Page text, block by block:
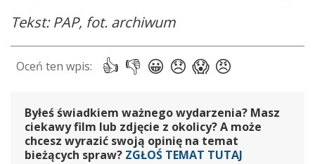
Tekst: PAP, fot. archiwum
Byłeś świadkiem ważnego wydarzenia? Masz
ciekawy film lub zdjęcie z okolicy? A może
chcesz wyrazić swoją opinię na temat
bieżących spraw? ZGŁOŚ TEMAT TUTAJ